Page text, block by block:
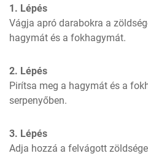
1. Lépés
Vágja apró darabokra a
hagymát és a fokhagymát.
2. Lépés
Pirítsa meg a hagymát és a
serpenyőben.
3. Lépés
Adja hozzá a felvágott